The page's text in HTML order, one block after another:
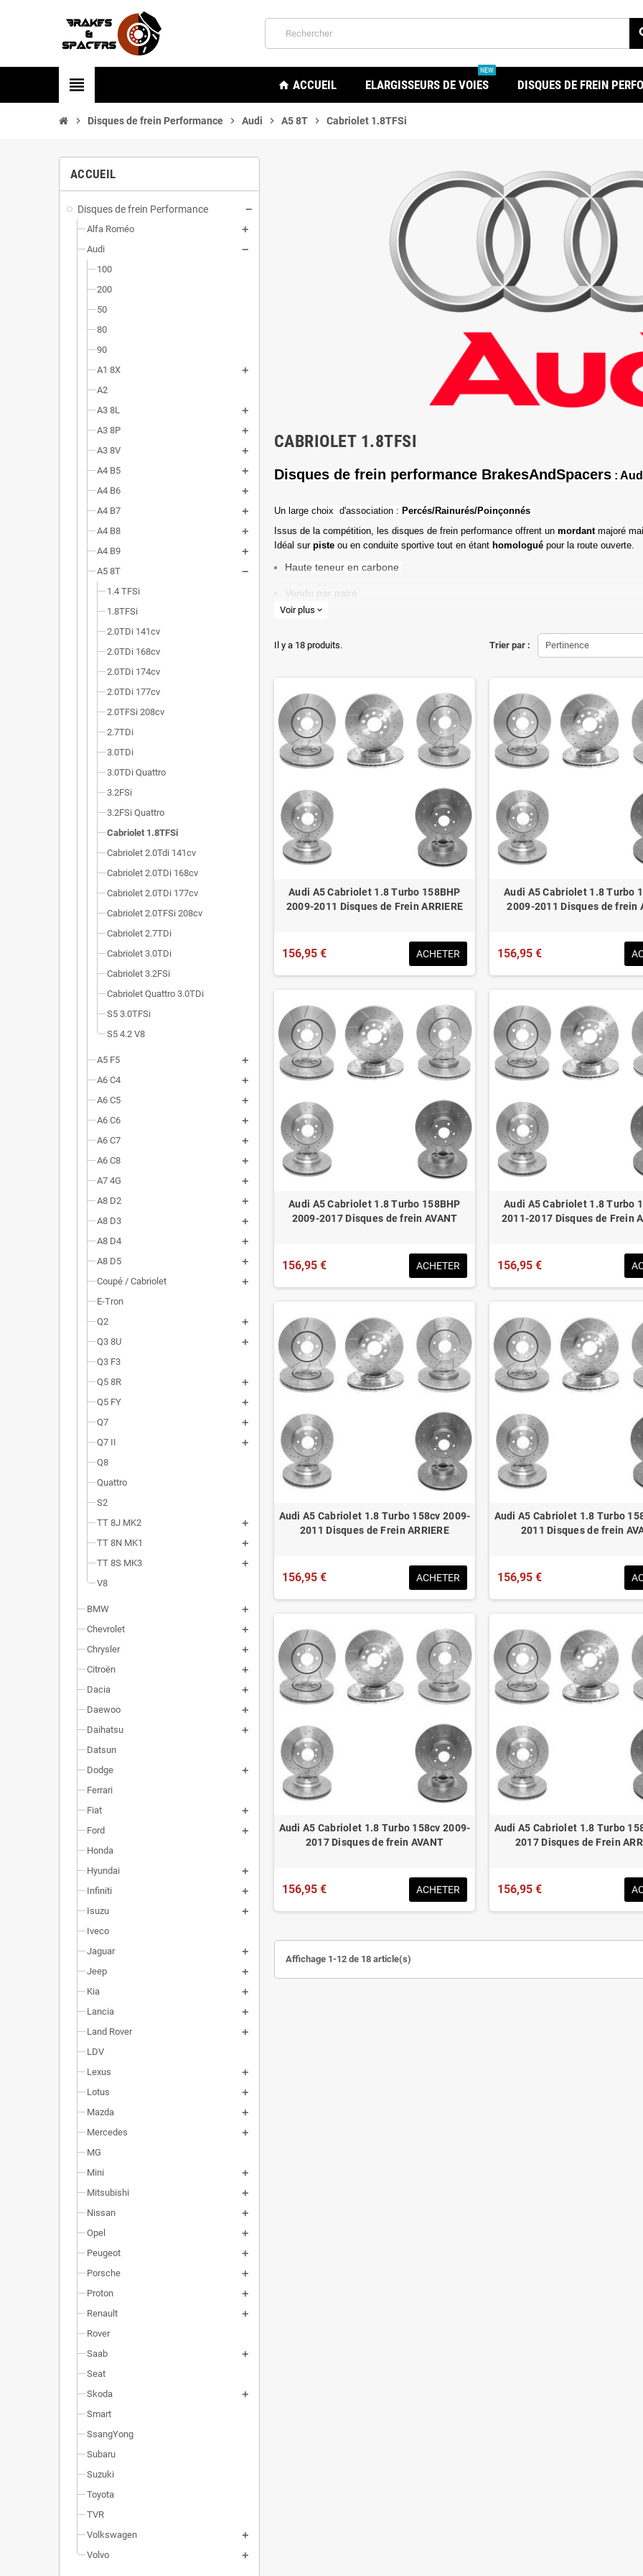
view_headline home ACCUEIL ELARGISSEURS DE VOIES
NEW
DISQUES DE FREIN
chevron_right Disques de frein Performance chevron_right Audi chevron_right A5 8T chevron_right Cabriolet 1.8TFSi
ACCUEIL
Disques de frein Performance
Alfa Roméo
Audi
100
200
50
80
90
A1 8X
A2
A3 8L
A3 8P
A3 8V
A4 B5
A4 B6
A4 B7
A4 B8
A4 B9
A5 8T
1.4 TFSi
1.8TFSi
2.0TDi 141cv
2.0TDi 168cv
2.0TDi 174cv
2.0TDi 177cv
2.0TFSi 208cv
2.7TDi
3.0TDi
3.0TDi Quattro
3.2FSi
3.2FSi Quattro
Cabriolet 1.8TFSi
Cabriolet 2.0Tdi 141cv
Cabriolet 2.0TDi 168cv
Cabriolet 2.0TDi 177cv
Cabriolet 2.0TFSi 208cv
Cabriolet 2.7TDi
Cabriolet 3.0TDi
Cabriolet 3.2FSi
Cabriolet Quattro 3.0TDi
S5 3.0TFSi
S5 4.2 V8
A5 F5
A6 C4
A6 C5
A6 C6
A6 C7
A6 C8
A7 4G
A8 D2
A8 D3
A8 D4
A8 D5
Coupé / Cabriolet
E-Tron
Q2
Q3 8U
Q3 F3
Q5 8R
Q5 FY
Q7
Q7 II
Q8
Quattro
S2
TT 8J MK2
TT 8N MK1
TT 8S MK3
V8
BMW
Chevrolet
Chrysler
Citroën
Dacia
Daewoo
Daihatsu
Datsun
Dodge
Ferrari
Fiat
Ford
Honda
Hyundai
Infiniti
Isuzu
Iveco
Jaguar
Jeep
Kia
Lancia
Land Rover
LDV
Lexus
Lotus
Mazda
Mercedes
MG
Mini
Mitsubishi
Nissan
Opel
Peugeot
Porsche
Proton
Renault
Rover
Saab
Seat
Skoda
Smart
SsangYong
Subaru
Suzuki
Toyota
TVR
Volkswagen
Volvo
CABRIOLET 1.8TFSI
Disques de frein performance BrakesAndSpacers :
Un l arge choix d'association : Percés/Rainurés/Poinçonnés
Issus de la compétition, les disques de frein performance offrent un mordant majoré
Idéal sur piste ou en conduite sportive tout en étant homologué pour la route ouverte.
Haute teneur en carbone
Vendu par paire
Valeur de friction maximale
Dimensions d'origine respectées
Poids réduit de 20% en moyenne
Homologué pour le contrôle technique
Voir plus expand_more
Trier par : Pertinence
Il y a 18 produits.
Audi A5 Cabriolet 1.8 Turbo 158BHP
2009-2011 Disques de Frein ARRIERE
156,95 € ACHETER
Audi A5 Cabriolet 1.8 Turbo
2009-2011 Disques de frein
156,95 €
Audi A5 Cabriolet 1.8 Turbo 158BHP
2009-2017 Disques de frein AVANT
156,95 € ACHETER
Audi A5 Cabriolet 1.8 Turbo
2011-2017 Disques de Frein
156,95 €
Audi A5 Cabriolet 1.8 Turbo 158cv 2009-
2011 Disques de Frein ARRIERE
156,95 € ACHETER
Audi A5 Cabriolet 1.8 Turbo
2011 Disques de frein
156,95 €
Audi A5 Cabriolet 1.8 Turbo 158cv 2009-
2017 Disques de frein AVANT
156,95 € ACHETER
Audi A5 Cabriolet 1.8 Turbo
2017 Disques de Frein
156,95 €
Affichage 1-12 de 18 article(s)